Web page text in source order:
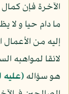
الآخرة فإن
ما دام حيا و لا
إليه من
لائقا لمواهبه
هو سؤاله(عليه